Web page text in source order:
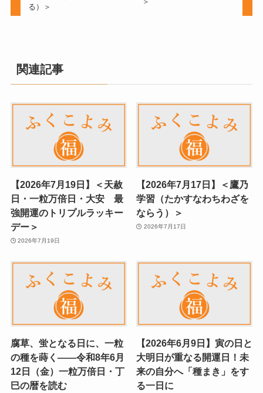
る）＞
関連記事
【2026年7月19日】＜天赦
日・一粒万倍日・大安 最
強開運のトリプルラッキー
デー＞
2026年7月19日
【2026年7月17日】＜鷹乃
学習（たかすなわちわざを
ならう）＞
2026年7月17日
腐草、蛍となる日に、一粒
の種を蒔く——令和8年6月
12日（金）一粒万倍日・丁
巳の暦を読む
【2026年6月9日】寅の日と
大明日が重なる開運日！未
来の自分へ「種まき」をす
る一日に